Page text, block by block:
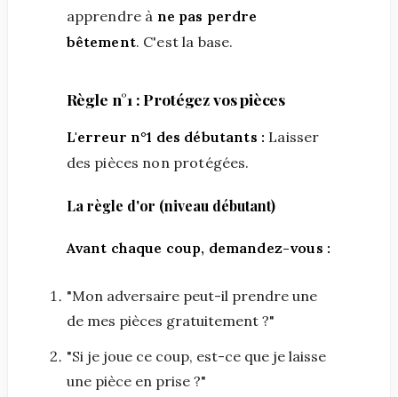
apprendre à ne pas perdre
bêtement. C'est la base.
Règle n°1 : Protégez vos pièces
L'erreur n°1 des débutants : Laisser
des pièces non protégées.
La règle d'or (niveau débutant)
Avant chaque coup, demandez-vous :
"Mon adversaire peut-il prendre une
de mes pièces gratuitement ?"
"Si je joue ce coup, est-ce que je laisse
une pièce en prise ?"